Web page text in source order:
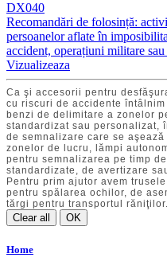
DX040
Recomandări de folosință:
persoanelor aflate în
accident, operațiuni militare
Vizualizeaza
Ca şi accesorii pentru
cu riscuri de accidente
benzi de delimitare a zonelor
standardizat sau personalizat,
de semnalizare care se
zonelor de lucru, lămpi
pentru semnalizarea pe timp
standardizate, de avertizare
Pentru prim ajutor avem
pentru spălarea ochilor, de
tărgi pentru transportul răniţilor.
Clear all OK
Home